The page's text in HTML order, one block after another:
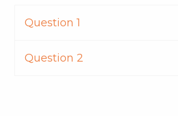
Question 1
Question 2